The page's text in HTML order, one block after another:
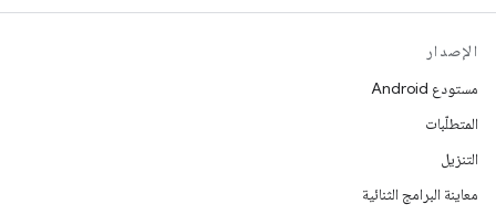
الإصدار
مستودع Android
المتطلّبات
التنزيل
معاينة البرامج الثنائية